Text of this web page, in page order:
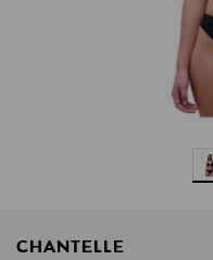
CHANTELLE